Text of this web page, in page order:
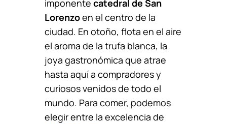
imponente catedral de San
Lorenzoen el centro de la
ciudad. En otoño, flota en el aire
el aroma de la trufa blanca, la
joya gastronómica que atrae
hasta aquí a compradores y
curiosos venidos de todo el
mundo. Para comer, podemos
elegir entre la excelencia de